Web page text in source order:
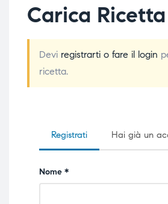
Carica Ricetta
Devi registrarti o fare il login
ricetta.
Registrati Hai già un
Nome *